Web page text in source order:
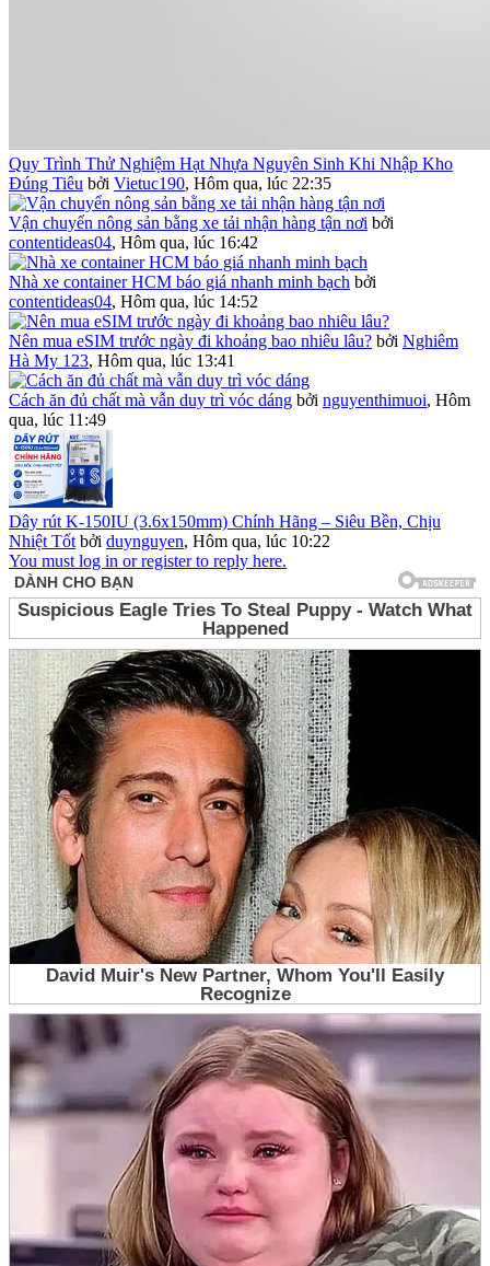
Quy Trình Thử Nghiệm Hạt Nhựa Nguyên Sinh Khi Nhập Kho
Đúng Tiêu bởi Vietuc190, Hôm qua, lúc 22:35
Vận chuyển nông sản bằng xe tải nhận hàng tận nơi bởi
contentideas04, Hôm qua, lúc 16:42
Nhà xe container HCM báo giá nhanh minh bạch bởi
contentideas04, Hôm qua, lúc 14:52
Nên mua eSIM trước ngày đi khoảng bao nhiêu lâu? bởi Nghiêm
Hà My 123, Hôm qua, lúc 13:41
Cách ăn đủ chất mà vẫn duy trì vóc dáng bởi nguyenthimuoi, Hôm
qua, lúc 11:49
Dây rút K-150IU (3.6x150mm) Chính Hãng – Siêu Bền, Chịu
Nhiệt Tốt bởi duynguyen, Hôm qua, lúc 10:22
You must log in or register to reply here.